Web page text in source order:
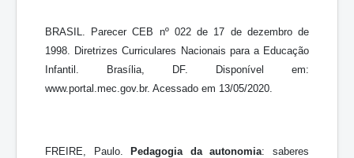
BRASIL. Parecer CEB nº 022 de 17 de dezembro de
1998. Diretrizes Curriculares Nacionais para a Educação
Infantil. Brasília, DF. Disponível em:
www.portal.mec.gov.br. Acessado em 13/05/2020.
FREIRE, Paulo.Pedagogia da autonomia: saberes